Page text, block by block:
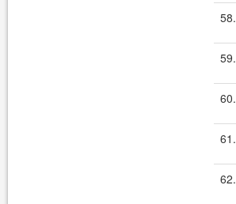
58.
59.
60.
61.
62.